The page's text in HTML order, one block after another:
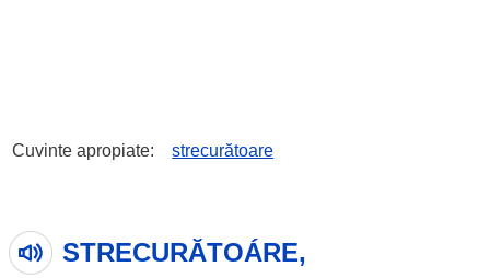
Cuvinte apropiate: strecurătoare
STRECURĂTOÁRE,